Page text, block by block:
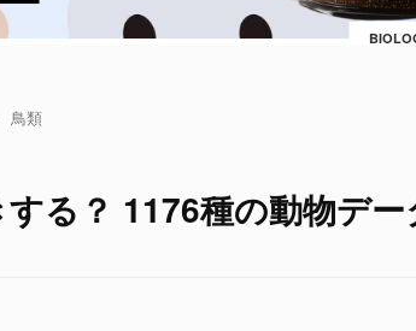
鳥類
る？ 1176種の動物デ